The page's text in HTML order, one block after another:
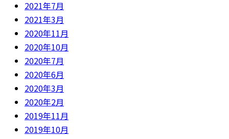
2021年7月
2021年3月
2020年11月
2020年10月
2020年7月
2020年6月
2020年3月
2020年2月
2019年11月
2019年10月